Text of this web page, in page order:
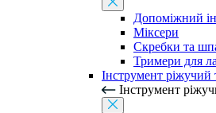
Допоміжний
Міксери
Скребки та
Тримери для
Інструмент ріжучий
Інструмент